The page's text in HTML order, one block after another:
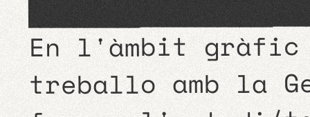
En l'àmbit
treballo amb la